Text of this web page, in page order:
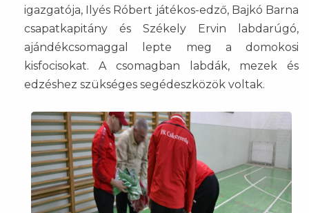
igazgatója, Ilyés Róbert játékos-edző, Bajkó Barna
csapatkapitány és Székely Ervin labdarúgó,
ajándékcsomaggal lepte meg a domokosi
kisfocisokat. A csomagban labdák, mezek és
edzéshez szükséges segédeszközök voltak.